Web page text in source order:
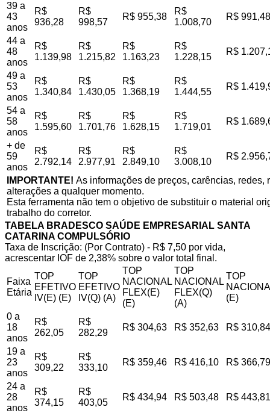
39 a
43
anos
R$
936,28
R$
998,57
R$ 955,38
R$
1.008,70
R$ 991,48
44 a
48
anos
R$
1.139,98
R$
1.215,82
R$
1.163,23
R$
1.228,15
R$
49 a
53
anos
R$
1.340,84
R$
1.430,05
R$
1.368,19
R$
1.444,55
R$
54 a
58
anos
R$
1.595,60
R$
1.701,76
R$
1.628,15
R$
1.719,01
R$
+ de
59
anos
R$
2.792,14
R$
2.977,91
R$
2.849,10
R$
3.008,10
R$
IMPORTANTE! As informações de preços, carências,
alterações a qualquer momento.
Esta ferramenta não tem o objetivo de substituir o material
trabalho do corretor.
TABELA BRADESCO SAÚDE EMPRESARIAL SANTA
CATARINA COMPULSÓRIO
Taxa de Inscrição: (Por Contrato) - R$ 7,50 por vida,
acrescentar IOF de 2,38% sobre o valor total final.
Faixa
Etária
TOP
EFETIVO
IV(E) (E)
TOP
EFETIVO
IV(Q) (A)
TOP
NACIONAL
FLEX(E)
(E)
TOP
NACIONAL
FLEX(Q)
(A)
TOP
(E)
0 a
18
anos
R$
262,05
R$
282,29
R$ 304,63 R$ 352,63 R$ 310,84
19 a
23
anos
R$
309,22
R$
333,10
R$ 359,46 R$ 416,10 R$ 366,79
24 a
28
anos
R$
374,15
R$
403,05
R$ 434,94 R$ 503,48 R$ 443,81